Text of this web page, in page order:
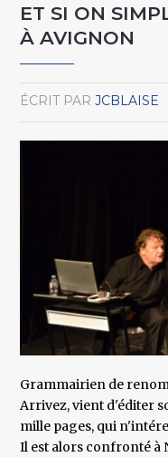
ET SI ON
À AVIGNON
ÉCRIT PAR JCBLAISE
Grammairien de
Arrivez, vient d'éditer
mille pages, qui
Il est alors confronté à